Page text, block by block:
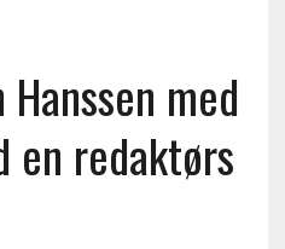
med
en redaktørs